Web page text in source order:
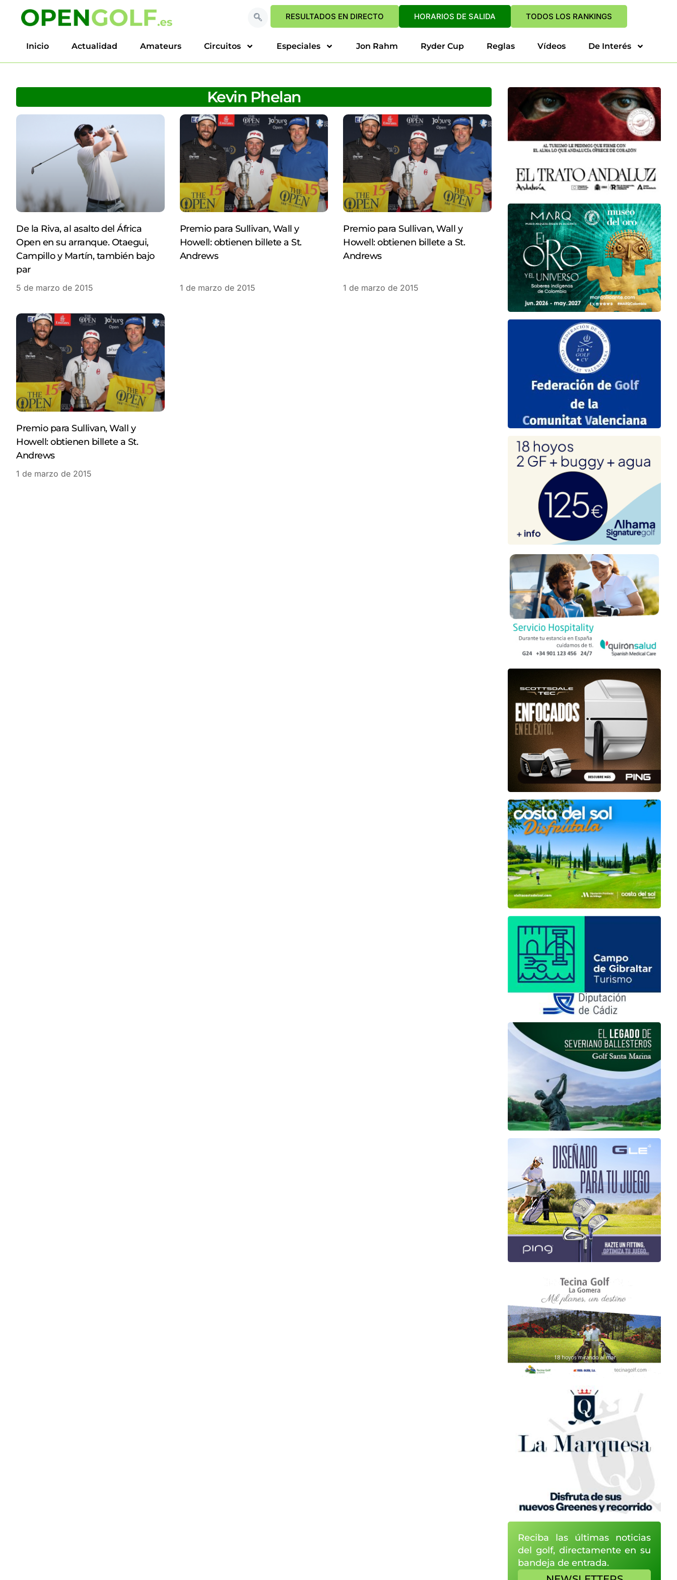
RESULTADOS EN DIRECTO HORARIOS DE SALIDA TODOS LOS RANKINGS
Inicio Actualidad Amateurs Circuitos Especiales Jon Rahm Ryder Cup Reglas Vídeos De Interés
Kevin Phelan
De la Riva, al asalto del África
Open en su arranque. Otaegui,
Campillo y Martín, también bajo
par
5 de marzo de 2015
Premio para Sullivan, Wall y
Howell: obtienen billete a St.
Andrews
1 de marzo de 2015
Premio para Sullivan, Wall y
Howell: obtienen billete a St.
Andrews
1 de marzo de 2015
Premio para Sullivan, Wall y
Howell: obtienen billete a St.
Andrews
1 de marzo de 2015
Reciba las últimas noticias
del golf, directamente en su
bandeja de entrada.